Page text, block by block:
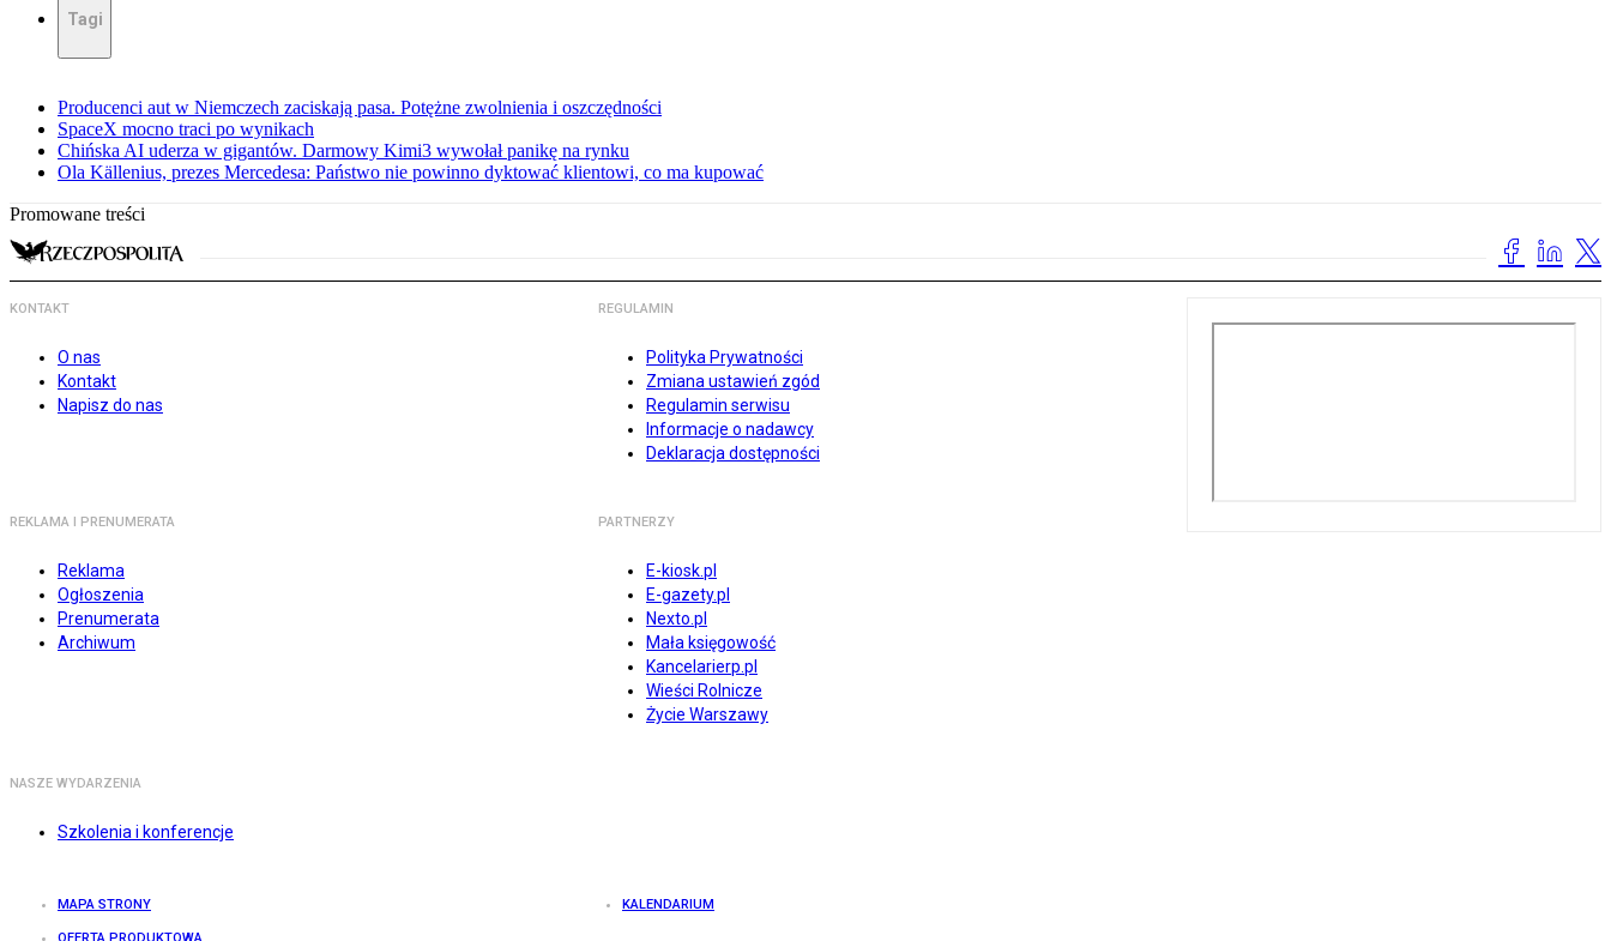
Tagi
Producenci aut w Niemczech zaciskają pasa. Potężne zwolnienia i oszczędności
SpaceX mocno traci po wynikach
Chińska AI uderza w gigantów. Darmowy Kimi3 wywołał panikę na rynku
Ola Källenius, prezes Mercedesa: Państwo nie powinno dyktować klientowi, co ma kupować
Promowane treści
KONTAKT
O nas
Kontakt
Napisz do nas
REGULAMIN
Polityka Prywatności
Zmiana ustawień zgód
Regulamin serwisu
Informacje o nadawcy
Deklaracja dostępności
REKLAMA I PRENUMERATA
Reklama
Ogłoszenia
Prenumerata
Archiwum
PARTNERZY
E-kiosk.pl
E-gazety.pl
Nexto.pl
Mała księgowość
Kancelarierp.pl
Wieści Rolnicze
Życie Warszawy
NASZE WYDARZENIA
Szkolenia i konferencje
MAPA STRONY KALENDARIUM